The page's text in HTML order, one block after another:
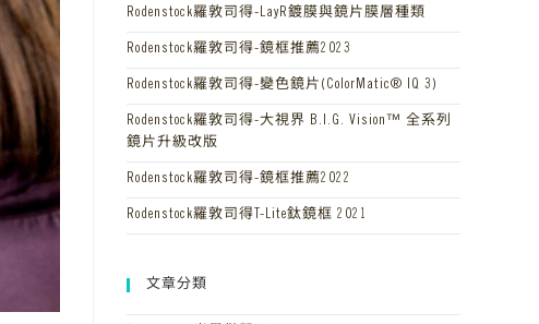
Rodenstock羅敦司得-LayR鍍膜與鏡片膜層種類
Rodenstock羅敦司得-鏡框推薦2023
Rodenstock羅敦司得-變色鏡片(ColorMatic® IQ 3)
Rodenstock羅敦司得-大視界 B.I.G. Vision™ 全系列
鏡片升級改版
Rodenstock羅敦司得-鏡框推薦2022
Rodenstock羅敦司得T-Lite鈦鏡框 2021
文章分類